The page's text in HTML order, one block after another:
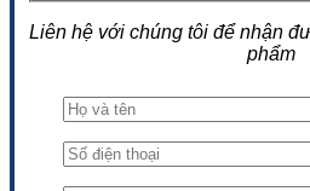
Liên hệ với chúng tôi để nhận
phẩm